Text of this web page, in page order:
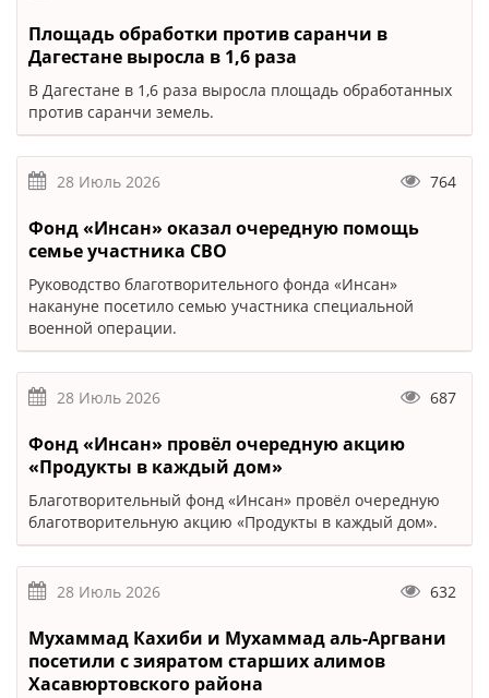
Площадь обработки против саранчи в
Дагестане выросла в 1,6 раза
В Дагестане в 1,6 раза выросла площадь обработанных
против саранчи земель.
28 Июль 2026 764
Фонд «Инсан» оказал очередную помощь
семье участника СВО
Руководство благотворительного фонда «Инсан»
накануне посетило семью участника специальной
военной операции.
28 Июль 2026 687
Фонд «Инсан» провёл очередную акцию
«Продукты в каждый дом»
Благотворительный фонд «Инсан» провёл очередную
благотворительную акцию «Продукты в каждый дом».
28 Июль 2026 632
Мухаммад Кахиби и Мухаммад аль-Аргвани
посетили с зияратом старших алимов
Хасавюртовского района